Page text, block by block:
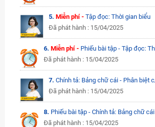
5. Miễn phí - Tập đọc: Thời gian biểu
Đã phát hành : 15/04/2025
6.Miễn phí - Phiếu bài tập - Tập đọc:
Đã phát hành : 15/04/2025
7. Chính tả: Bảng chữ cái - Phân biệt
Đã phát hành : 15/04/2025
8. Phiếu bài tập - Chính tả: Bảng chữ
Đã phát hành : 15/04/2025